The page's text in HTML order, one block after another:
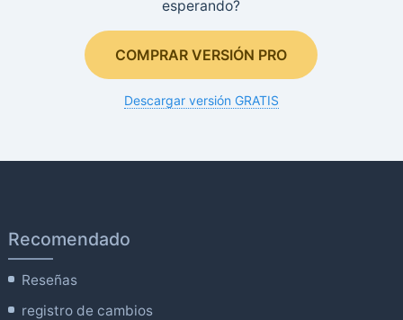
esperando?
COMPRAR VERSIÓN PRO
Descargar versión GRATIS
Recomendado
Reseñas
registro de cambios